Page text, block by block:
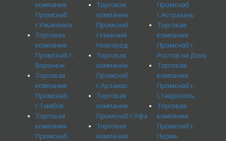
компания
Промснаб
г.Ульяновск
Торговая
компания
Промснаб г.
Воронеж
Торговая
компания
Промснаб
г.Тамбов
Торговая
компания
Промснаб
Торговая
компания
Промснаб
г.Нижний
Новгород
Торговая
компания
Промснаб
г.Арзамас
Торговая
компания
Промснаб г.Уфа
Торговая
компания
Промснаб
г.Астрахань
Торговая
компания
Промснаб г.
Ростов на Дону
Торговая
компания
Промснаб г.
Ставрополь
Торговая
компания
Промснаб г.
Пермь